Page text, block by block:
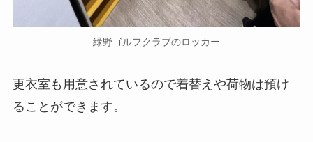
緑野ゴルフクラブのロッカー
更衣室も用意されているので着替えや荷物は預け
ることができます。